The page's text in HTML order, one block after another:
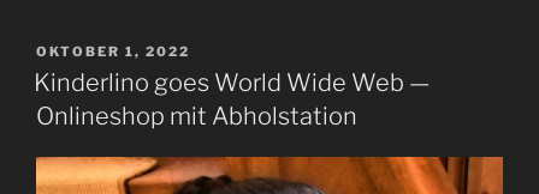
VERÖFFENTLICHT
AM
OKTOBER 1, 2022
Kinderlino goes World Wide Web —
Onlineshop mit Abholstation